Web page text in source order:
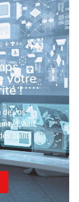
votre
!
de vos
Event,
outils